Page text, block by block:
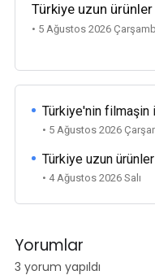
Türkiye uzun
• 5 Ağustos 2026
Türkiye'nin filmaşin
• 5 Ağustos 2026
Türkiye uzun
• 4 Ağustos 2026 Salı
Yorumlar
3 yorum yapıldı